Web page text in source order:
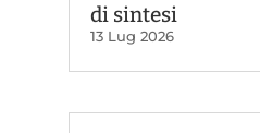
di sintesi
13 Lug 2026